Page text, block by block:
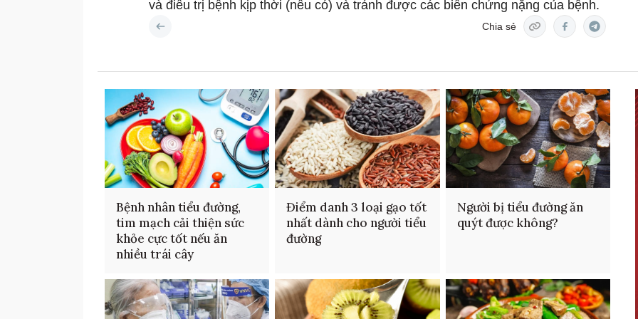
và điều trị bệnh kịp thời (nếu có) và tránh được các biến chứng nặng của bệnh.
Chia sẻ
Bệnh nhân tiểu đường,
tim mạch cải thiện sức
khỏe cực tốt nếu ăn
nhiều trái cây
Điểm danh 3 loại gạo tốt
nhất dành cho người tiểu
đường
Người bị tiểu đường ăn
quýt được không?